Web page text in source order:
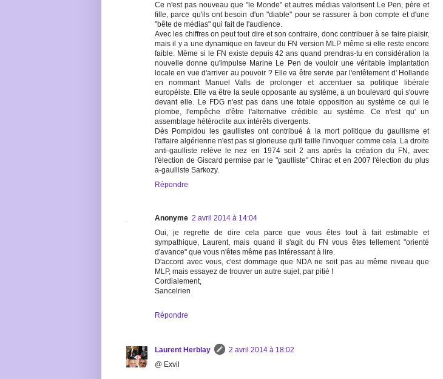
Ce n'est pas nouveau que "le Monde" et autres médias valorisent Le Pen, père et
fille, parce qu'ils ont besoin d'un "diable" pour se rassurer à bon compte et d'une
"bête de médias" qui fait de l'audience.
Avec les chiffres on peut tout dire et son contraire, donc contribuer à se faire plaisir,
mais il y a une dynamique en faveur du FN version MLP même si elle reste encore
faible. Même si le FN existe depuis 42 ans quand prendras-tu en considération la
nouvelle donne qu'impulse Marine Le Pen de vouloir une véritable implantation
locale en vue d'arriver au pouvoir ? Elle va être servie par l'entêtement d' Hollande
en nommant Manuel Valls de prolonger et accentuer sa politique libérale
européiste. Elle va être la seule opposante au système, a un boulevard qui s'ouvre
devant elle. Le FDG n'est pas dans une totale opposition au système ce qui le
plombe, l'empêche d'être l'alternative crédible au système. Ce n'est qu' un
assemblage hétéroclite aux intérêts divergents.
Dès Pompidou les gaullistes ont contribué à la mort politique du gaullisme et
l'affaire algérienne n'est pas si glorieuse qu'il faille l'invoquer comme cela. La droite
anti-gaulliste relève le nez en 1974 soit 2 ans après la création du FN, avec
l'élection de Giscard permise par le "gaulliste" Chirac et en 2007 l'élection du plus
a-gaulliste Sarkozy.
Répondre
Anonyme 2 avril 2014 à 14:04
Oui, je regrette de dire cela parce que vous êtes tout à fait estimable et
sympathique, Laurent, mais quand il s'agit du FN vous êtes tellement "orienté
d'avance" que vous n'êtes même pas intéressant à lire.
D'accord avec vous, c'est dommage que NDA ne soit pas au même niveau que
MLP, mais essayez de trouver un autre sujet, par pitié !
Cordialement,
Sancelrien
Répondre
Laurent Herblay
2 avril 2014 à 18:02
@ Exvil